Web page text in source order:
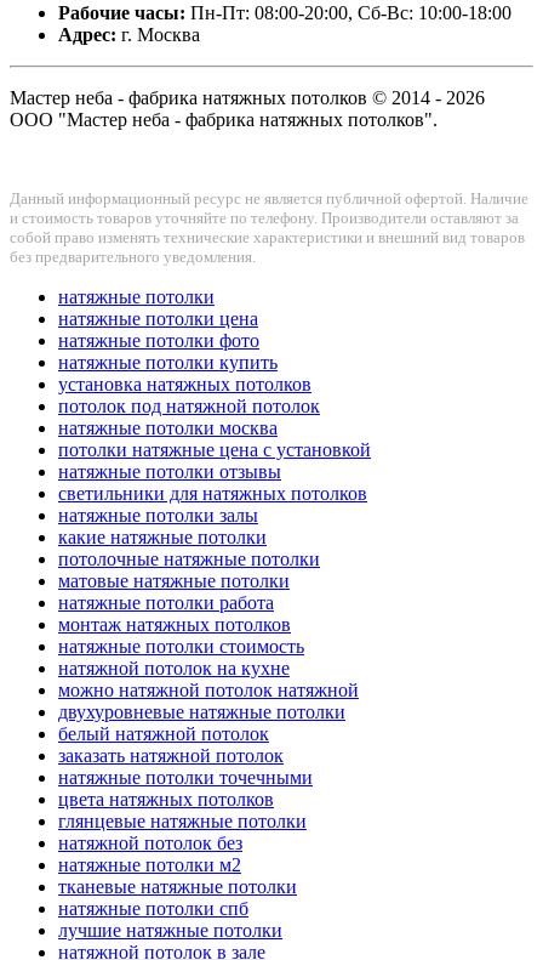
Рабочие часы: Пн-Пт: 08:00-20:00, Сб-Вс: 10:00-18:00
Адрес: г. Москва
Мастер неба - фабрика натяжных потолков © 2014 - 2026
ООО "Мастер неба - фабрика натяжных потолков".
Данный информационный ресурс не является публичной офертой. Наличие
и стоимость товаров уточняйте по телефону. Производители оставляют за
собой право изменять технические характеристики и внешний вид товаров
без предварительного уведомления.
натяжные потолки
натяжные потолки цена
натяжные потолки фото
натяжные потолки купить
установка натяжных потолков
потолок под натяжной потолок
натяжные потолки москва
потолки натяжные цена с установкой
натяжные потолки отзывы
светильники для натяжных потолков
натяжные потолки залы
какие натяжные потолки
потолочные натяжные потолки
матовые натяжные потолки
натяжные потолки работа
монтаж натяжных потолков
натяжные потолки стоимость
натяжной потолок на кухне
можно натяжной потолок натяжной
двухуровневые натяжные потолки
белый натяжной потолок
заказать натяжной потолок
натяжные потолки точечными
цвета натяжных потолков
глянцевые натяжные потолки
натяжной потолок без
натяжные потолки м2
тканевые натяжные потолки
натяжные потолки спб
лучшие натяжные потолки
натяжной потолок в зале